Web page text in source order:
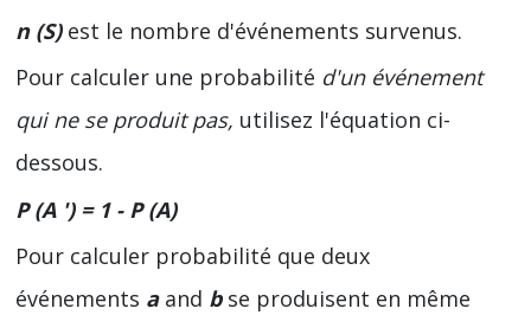
n (S) est le nombre d'événements survenus.
Pour calculer une probabilité d'un événement
qui ne se produit pas, utilisez l'équation ci-
dessous.
P (A ') = 1 - P (A)
Pour calculer probabilité que deux
événements a and b se produisent en même